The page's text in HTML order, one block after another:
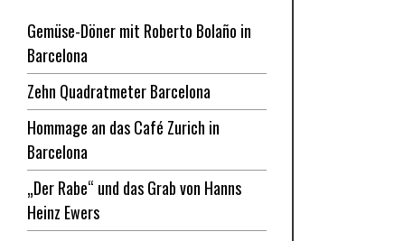
Gemüse-Döner mit Roberto Bolaño in
Barcelona
Zehn Quadratmeter Barcelona
Hommage an das Café Zurich in
Barcelona
„Der Rabe“ und das Grab von Hanns
Heinz Ewers